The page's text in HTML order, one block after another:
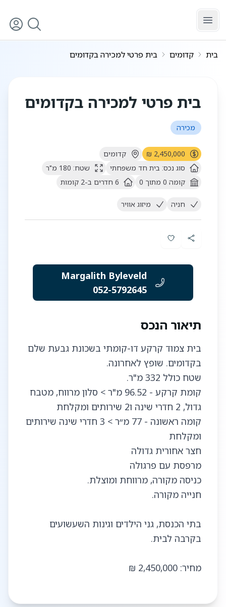
בית קדומים בית פרטי למכירה בקדומים
בית פרטי למכירה בקדומים
מכירה
2,450,000 ₪
קדומים
סוג נכס: בית חד משפחתי שטח: 180 מ"ר
קומה 0 מתוך 0
6 חדרים ב-2 קומות
חניה מיזוג אוויר
Margalith Byleveld
052-5792645
תיאור הנכס
בית צמוד קרקע דו-קומתי בשכונת גבעת שלם
קומת קרקע - 96.52 מ"ר > סלון מרווח, מטבח
קומה ראשונה - 77 מ״ר > 3 חדרי שינה שירותים
בתי הכנסת, גני הילדים וגינות השעשועים
מחיר: 2,450,000 ₪